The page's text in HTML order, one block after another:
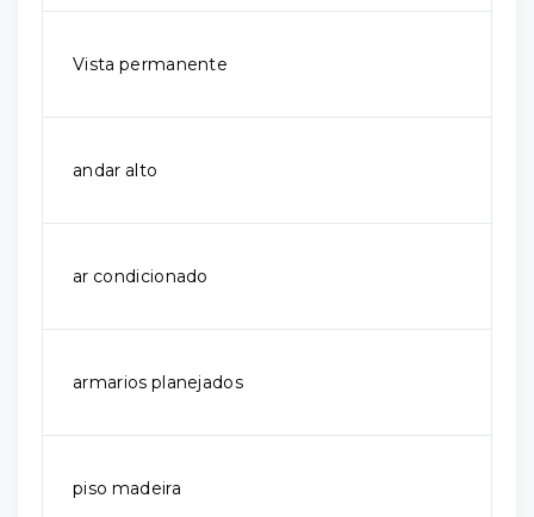
Vista permanente
andar alto
ar condicionado
armarios planejados
piso madeira